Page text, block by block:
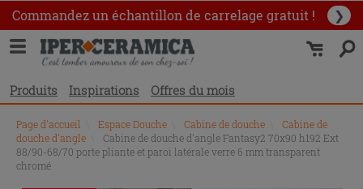
Commandez un échantillon de carrelage gratuit ! ❯
Produits Inspirations Offres du mois
Page d'accueil Espace Douche Cabine de douche
Cabine de
douche d'angle
Cabine de douche d'angle Fantasy2 70x90 h192 Ext
88/90-68/70 porte pliante et paroi latérale verre 6 mm transparent
chromé